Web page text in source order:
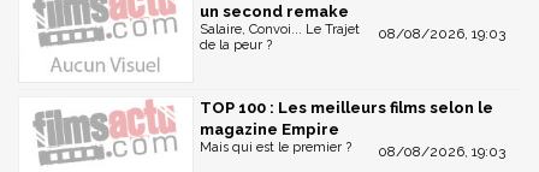
un second remake
08/08/2026, 19:03
Salaire, Convoi... Le Trajet
de la peur ?
TOP 100 : Les meilleurs films selon le
magazine Empire
08/08/2026, 19:03
Mais qui est le premier ?